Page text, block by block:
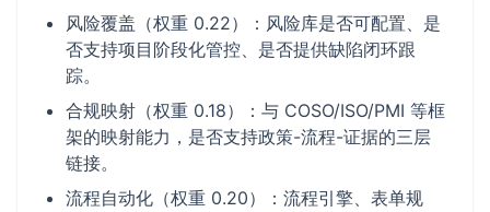
风险覆盖（权重 0.22）：风险库是否可配置、是
否支持项目阶段化管控、是否提供缺陷闭环跟
踪。
合规映射（权重 0.18）：与 COSO/ISO/PMI 等框
架的映射能力，是否支持政策-流程-证据的三层
链接。
流程自动化（权重 0.20）：流程引擎、表单规